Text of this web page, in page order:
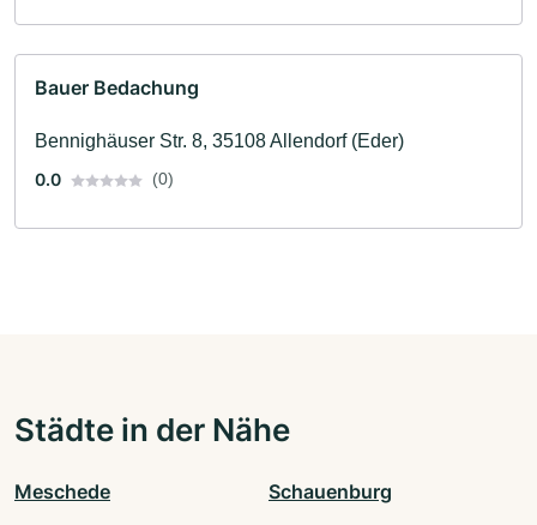
Bauer Bedachung
Bennighäuser Str. 8, 35108 Allendorf (Eder)
0.0
(0)
Städte in der Nähe
Meschede Schauenburg